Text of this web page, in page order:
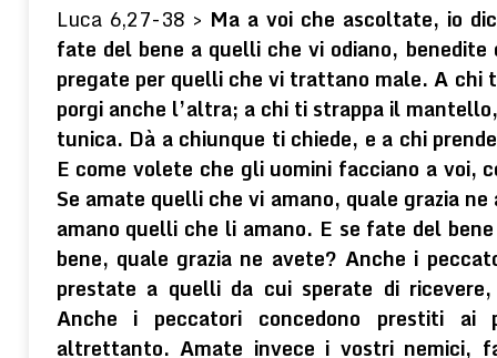
Luca 6,27-38 > Ma a voi che ascoltate, io
fate del bene a quelli che vi odiano,
pregate per quelli che vi trattano male. A chi
porgi anche l’altra; a chi ti strappa il
tunica. Dà a chiunque ti chiede, e a chi
E come volete che gli uomini facciano a voi,
Se amate quelli che vi amano, quale grazia
amano quelli che li amano. E se fate del
bene, quale grazia ne avete? Anche i
prestate a quelli da cui sperate di
Anche i peccatori concedono prestiti ai
altrettanto. Amate invece i vostri nemici,